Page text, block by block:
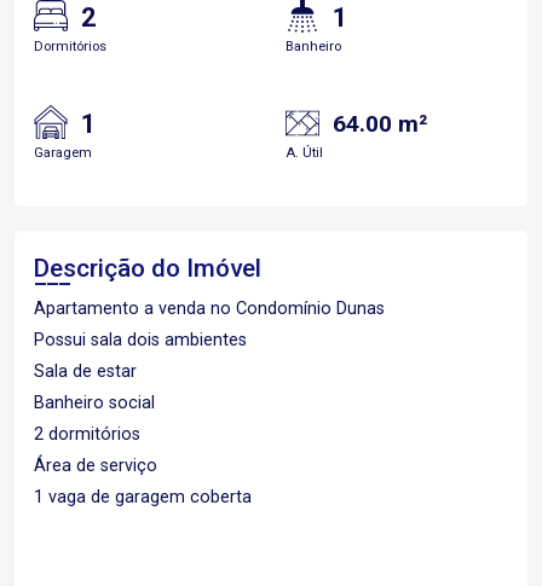
2
Dormitórios
1
Banheiro
1
Garagem
64.00 m²
A. Útil
Descrição do Imóvel
Apartamento a venda no Condomínio Dunas
Possui sala dois ambientes
Sala de estar
Banheiro social
2 dormitórios
Área de serviço
1 vaga de garagem coberta